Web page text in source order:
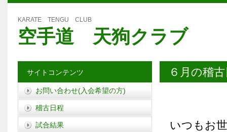
KARATE TENGU CLUB
空手道 天狗クラブ
６月の稽
いつもお
サイトコンテンツ
お問い合わせ(入会希望の方)
稽古日程
試合結果